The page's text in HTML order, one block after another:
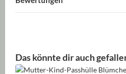
Produktgalerie überspringen
Das könnte dir auch